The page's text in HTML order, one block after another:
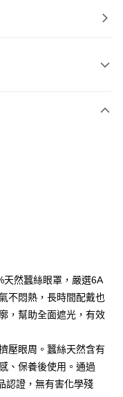
即使用無須另外申請。
自動跳轉到大哥付的交易
截止日，確認付款後即完
天然蠶絲眼罩，嚴選6A
不悶熱，長時間配戴也
，幫助全面遮光，有效
壓眼周。蠶絲天然含有
、保養後使用。通過
認證，無有害化學殘